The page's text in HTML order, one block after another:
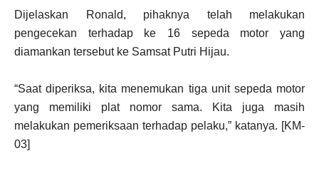
Dijelaskan Ronald, pihaknya telah melakukan
pengecekan terhadap ke 16 sepeda motor yang
diamankan tersebut ke Samsat Putri Hijau.
“Saat diperiksa, kita menemukan tiga unit sepeda motor
yang memiliki plat nomor sama. Kita juga masih
melakukan pemeriksaan terhadap pelaku,” katanya. [KM-
03]